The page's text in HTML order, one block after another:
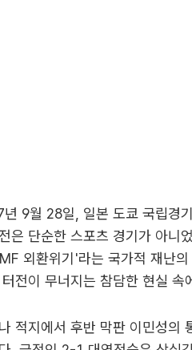
년 9월 28일, 일본 도쿄 국립경
은 단순한 스포츠 경기가 아니
외환위기'라는 국가적 재난
전이 무너지는 참담한 현실
적지에서 후반 막판 이민성의